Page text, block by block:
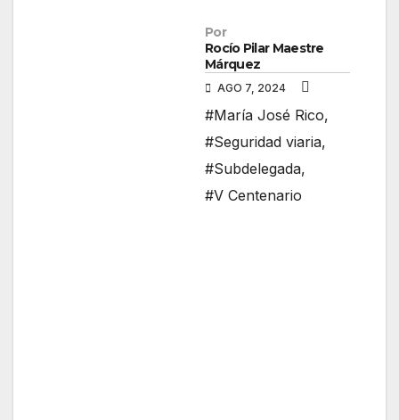
Por
Rocío Pilar Maestre
Márquez
AGO 7, 2024
#María José Rico,
#Seguridad viaria,
#Subdelegada,
#V Centenario